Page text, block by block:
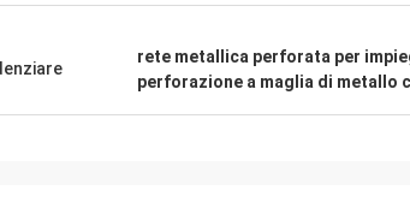
rete metallica perforata per
perforazione a maglia di metallo